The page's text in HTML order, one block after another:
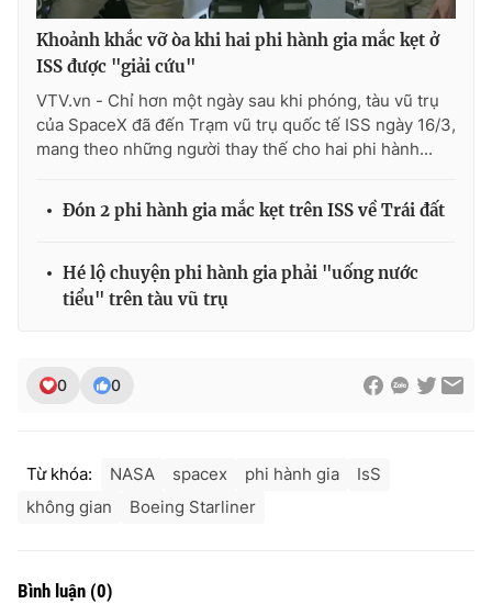
Khoảnh khắc vỡ òa khi hai phi hành gia mắc kẹt ở
ISS được "giải cứu"
VTV.vn - Chỉ hơn một ngày sau khi phóng, tàu vũ trụ
của SpaceX đã đến Trạm vũ trụ quốc tế ISS ngày 16/3,
mang theo những người thay thế cho hai phi hành...
Đón 2 phi hành gia mắc kẹt trên ISS về Trái đất
Hé lộ chuyện phi hành gia phải "uống nước
tiểu" trên tàu vũ trụ
0 0
Từ khóa: NASA spacex phi hành gia
IsS
không gian
Boeing Starliner
Bình luận (0)